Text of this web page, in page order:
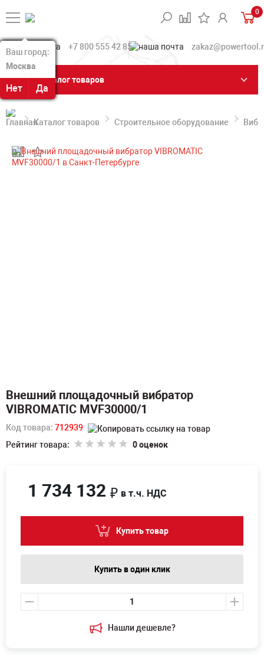
Ваш город:
Москва
Нет Да
Ваш город:
Москва
Нет Да
0
+7 800 555 42 85
Каталог товаров
Каталог товаров Строительное оборудование
Внешний площадочный вибратор
VIBROMATIC MVF30000/1
Код товара: 712939
Рейтинг товара:
0 оценок
Нашли дешевле?
1 734 132 ₽ в т.ч. НДС
Купить товар
Купить в один клик